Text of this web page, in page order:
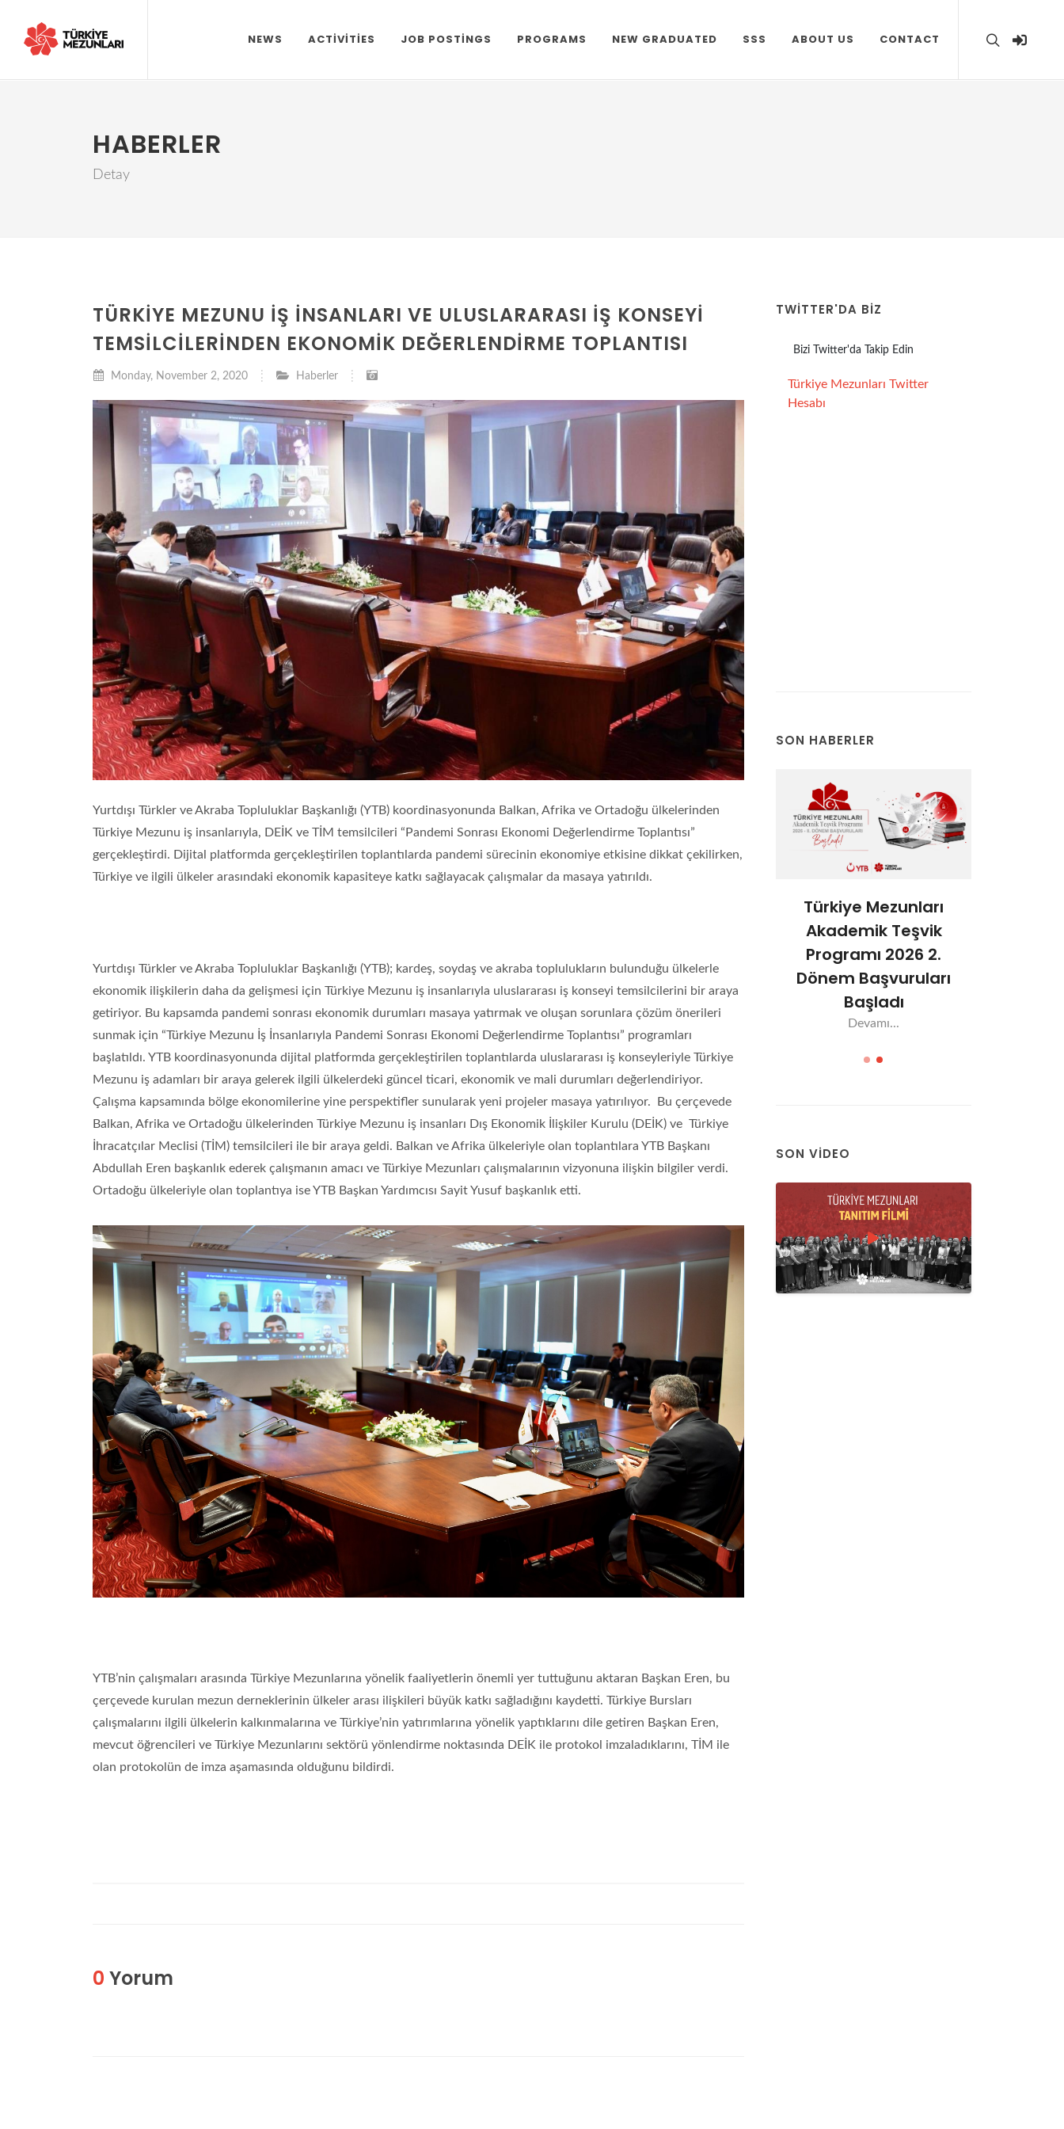
NEWS ACTIVITIES JOB POSTINGS PROGRAMS NEW GRADUATED SSS ABOUT US CONTACT
HABERLER
Detay
TÜRKIYE MEZUNU İŞ İNSANLARI VE ULUSLARARASI İŞ KONSEYI
TEMSILCILERINDEN EKONOMIK DEĞERLENDIRME TOPLANTISI
Monday, November 2, 2020 Haberler
Yurtdışı Türkler ve Akraba Topluluklar Başkanlığı (YTB) koordinasyonunda Balkan, Afrika ve Ortadoğu ülkelerinden
Türkiye Mezunu iş insanlarıyla, DEİK ve TİM temsilcileri “Pandemi Sonrası Ekonomi Değerlendirme Toplantısı”
gerçekleştirdi. Dijital platformda gerçekleştirilen toplantılarda pandemi sürecinin ekonomiye etkisine dikkat çekilirken,
Türkiye ve ilgili ülkeler arasındaki ekonomik kapasiteye katkı sağlayacak çalışmalar da masaya yatırıldı.
Yurtdışı Türkler ve Akraba Topluluklar Başkanlığı (YTB); kardeş, soydaş ve akraba toplulukların bulunduğu ülkelerle
ekonomik ilişkilerin daha da gelişmesi için Türkiye Mezunu iş insanlarıyla uluslararası iş konseyi temsilcilerini bir araya
getiriyor. Bu kapsamda pandemi sonrası ekonomik durumları masaya yatırmak ve oluşan sorunlara çözüm önerileri
sunmak için “Türkiye Mezunu İş İnsanlarıyla Pandemi Sonrası Ekonomi Değerlendirme Toplantısı” programları
başlatıldı. YTB koordinasyonunda dijital platformda gerçekleştirilen toplantılarda uluslararası iş konseyleriyle Türkiye
Mezunu iş adamları bir araya gelerek ilgili ülkelerdeki güncel ticari, ekonomik ve mali durumları değerlendiriyor.
Çalışma kapsamında bölge ekonomilerine yine perspektifler sunularak yeni projeler masaya yatırılıyor. Bu çerçevede
Balkan, Afrika ve Ortadoğu ülkelerinden Türkiye Mezunu iş insanları Dış Ekonomik İlişkiler Kurulu (DEİK) ve Türkiye
İhracatçılar Meclisi (TİM) temsilcileri ile bir araya geldi. Balkan ve Afrika ülkeleriyle olan toplantılara YTB Başkanı
Abdullah Eren başkanlık ederek çalışmanın amacı ve Türkiye Mezunları çalışmalarının vizyonuna ilişkin bilgiler verdi.
Ortadoğu ülkeleriyle olan toplantıya ise YTB Başkan Yardımcısı Sayit Yusuf başkanlık etti.
YTB’nin çalışmaları arasında Türkiye Mezunlarına yönelik faaliyetlerin önemli yer tuttuğunu aktaran Başkan Eren, bu
çerçevede kurulan mezun derneklerinin ülkeler arası ilişkileri büyük katkı sağladığını kaydetti. Türkiye Bursları
çalışmalarını ilgili ülkelerin kalkınmalarına ve Türkiye’nin yatırımlarına yönelik yaptıklarını dile getiren Başkan Eren,
mevcut öğrencileri ve Türkiye Mezunlarını sektörü yönlendirme noktasında DEİK ile protokol imzaladıklarını, TİM ile
olan protokolün de imza aşamasında olduğunu bildirdi.
0 Yorum
TWITTER'DA BİZ
Bizi Twitter'da Takip Edin
Türkiye Mezunları Twitter
Hesabı
SON HABERLER
Dönem Sonuçları
Açıklandı
Dönem Başvuruları
Başladı
Devamı...
Dönem Sonuçları
Açıklandı
Türkiye Mezunları
Akademik Teşvik
Programı 2026 2.
Dönem Başvuruları
Başladı
Devamı...
SON VIDEO